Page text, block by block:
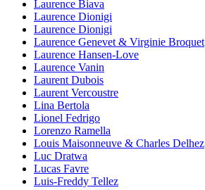
Laurence Biava
Laurence Dionigi
Laurence Dionigi
Laurence Genevet & Virginie Broquet
Laurence Hansen-Love
Laurence Vanin
Laurent Dubois
Laurent Vercoustre
Lina Bertola
Lionel Fedrigo
Lorenzo Ramella
Louis Maisonneuve & Charles Delhez
Luc Dratwa
Lucas Favre
Luis-Freddy Tellez